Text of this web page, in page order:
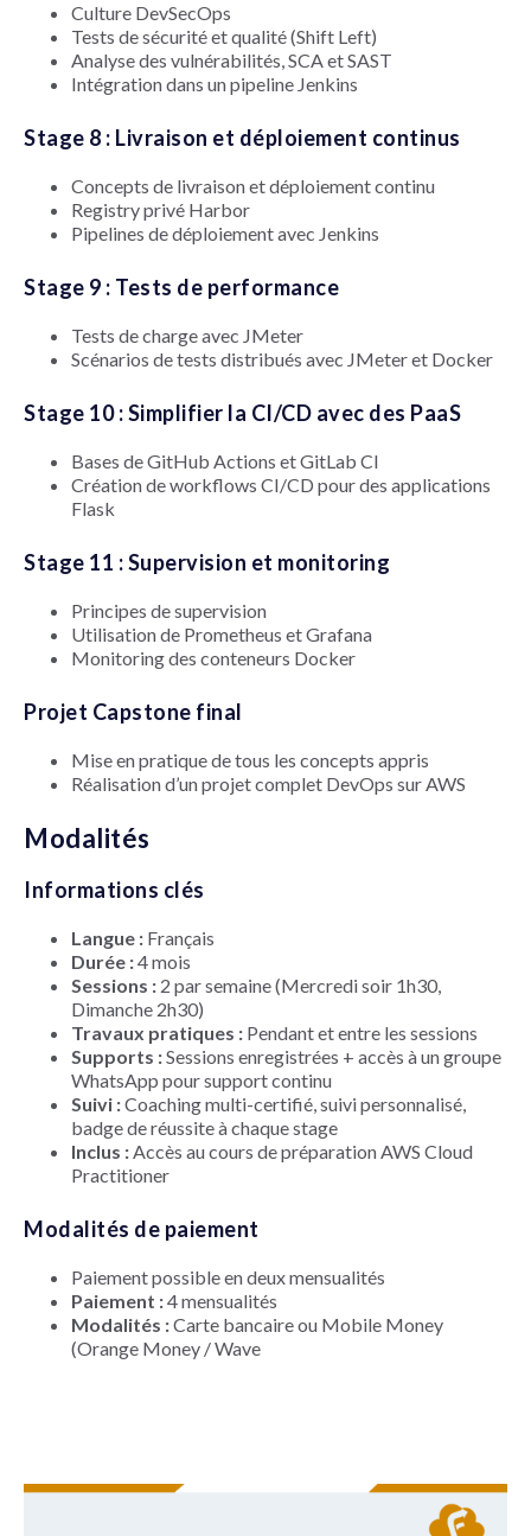
Culture DevSecOps
Tests de sécurité et qualité (Shift Left)
Analyse des vulnérabilités, SCA et SAST
Intégration dans un pipeline Jenkins
Stage 8 : Livraison et déploiement continus
Concepts de livraison et déploiement continu
Registry privé Harbor
Pipelines de déploiement avec Jenkins
Stage 9 : Tests de performance
Tests de charge avec JMeter
Scénarios de tests distribués avec JMeter et Docker
Stage 10 : Simplifier la CI/CD avec des PaaS
Bases de GitHub Actions et GitLab CI
Création de workflows CI/CD pour des applications
Flask
Stage 11 : Supervision et monitoring
Principes de supervision
Utilisation de Prometheus et Grafana
Monitoring des conteneurs Docker
Projet Capstone final
Mise en pratique de tous les concepts appris
Réalisation d’un projet complet DevOps sur AWS
Modalités
Informations clés
Langue : Français
Durée :4 mois
Sessions : 2 par semaine (Mercredi soir 1h30,
Dimanche 2h30)
Travaux pratiques : Pendant et entre les sessions
Supports :Sessions enregistrées + accès à un groupe
WhatsApp pour support continu
Suivi :Coaching multi-certifié, suivi personnalisé,
badge de réussite à chaque stage
Inclus :Accès au cours de préparation AWS Cloud
Practitioner
Modalités de paiement
Paiement possible en deux mensualités
Paiement :4 mensualités
Modalités :Carte bancaire ou Mobile Money
(Orange Money / Wave